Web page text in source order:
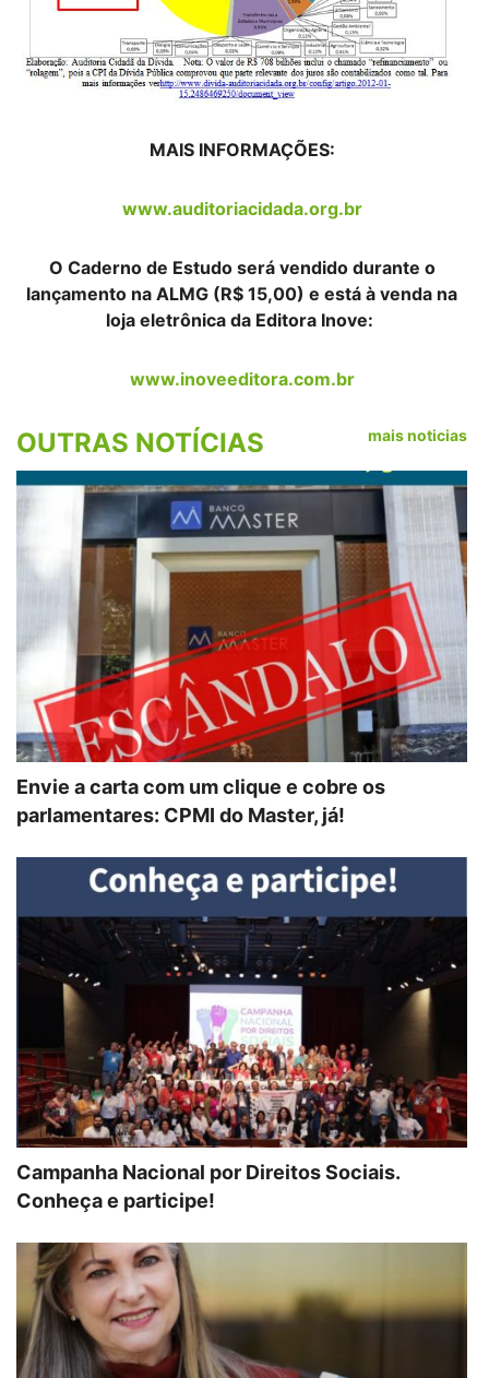
MAIS INFORMAÇÕES:
www.auditoriacidada.org.br
O Caderno de Estudo será vendido durante o
lançamento na ALMG (R$ 15,00) e está à venda na
loja eletrônica da Editora Inove:
www.inoveeditora.com.br
OUTRAS NOTÍCIAS mais noticias
Envie a carta com um clique e cobre os
parlamentares: CPMI do Master, já!
Campanha Nacional por Direitos Sociais.
Conheça e participe!